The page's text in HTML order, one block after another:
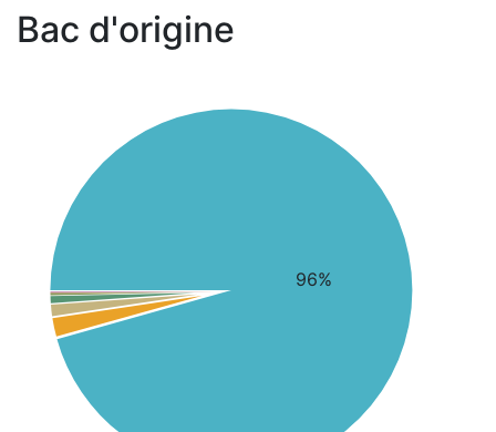
Bac d'origine
96%